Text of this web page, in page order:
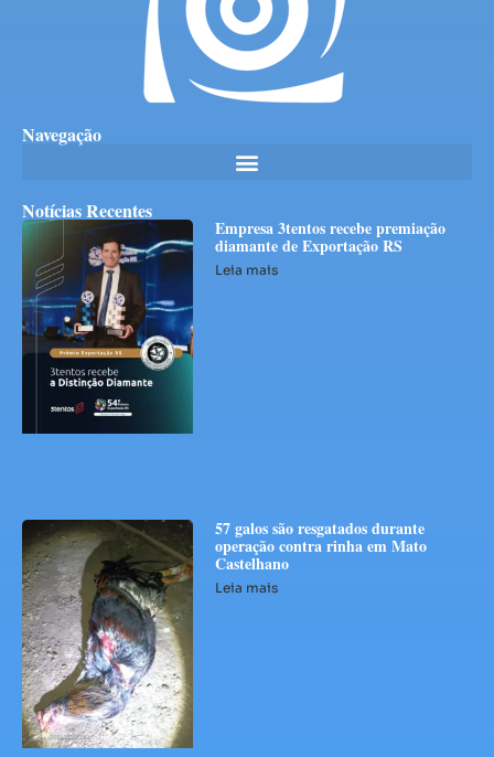
Navegação
Notícias Recentes
Empresa 3tentos recebe premiação
diamante de Exportação RS
Leia mais
57 galos são resgatados durante
operação contra rinha em Mato
Castelhano
Leia mais